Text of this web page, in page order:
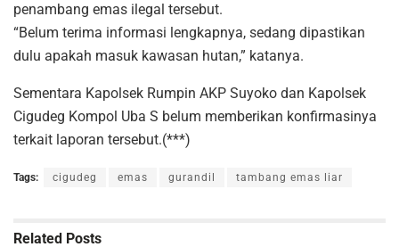
penambang emas ilegal tersebut.
“Belum terima informasi lengkapnya, sedang dipastikan
dulu apakah masuk kawasan hutan,” katanya.
Sementara Kapolsek Rumpin AKP Suyoko dan Kapolsek
Cigudeg Kompol Uba S belum memberikan konfirmasinya
terkait laporan tersebut.(***)
Tags: cigudeg emas gurandil tambang emas liar
Related Posts